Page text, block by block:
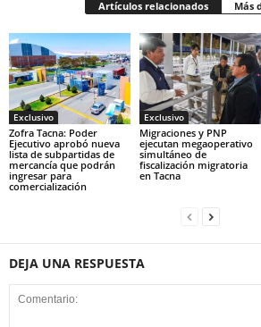
Artículos relacionados Más
Exclusivo
Zofra Tacna: Poder
Ejecutivo aprobó nueva
lista de subpartidas de
mercancía que podrán
ingresar para
comercialización
Exclusivo
Migraciones y PNP
ejecutan megaoperativo
simultáneo de
fiscalización migratoria
en Tacna
DEJA UNA RESPUESTA